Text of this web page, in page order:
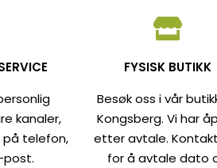
kanaler,
på telefon,
FYSISK BUTIKK
Besøk oss i vår
Kongsberg. Vi har
etter avtale.
for å avtale dato